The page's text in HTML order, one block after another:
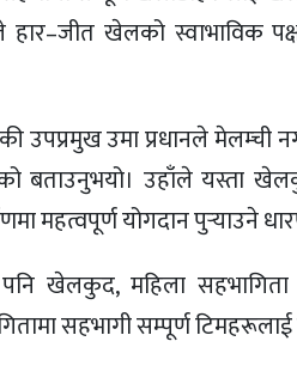
हार–जीत खेलको
उपप्रमुख उमा प्रधानले मेलम्ची
बताउनुभयो। उहाँले यस्ता
महत्वपूर्ण योगदान पुर्‍याउने
खेलकुद, महिला सहभागिता र
सहभागी सम्पूर्ण